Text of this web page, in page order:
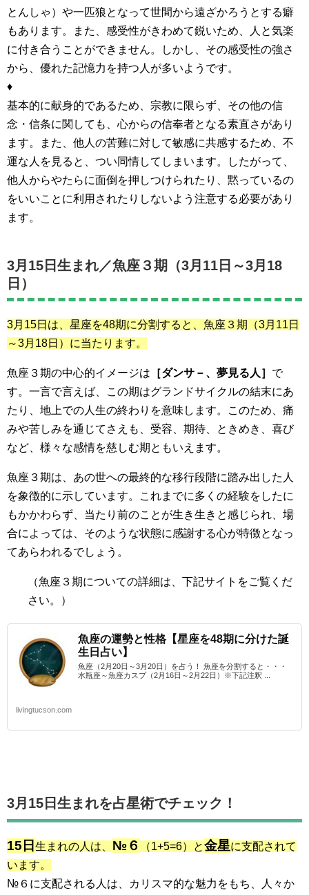
とんしゃ）や一匹狼となって世間から遠ざかろうとする癖
もあります。また、感受性がきわめて鋭いため、人と気楽
に付き合うことができません。しかし、その感受性の強さ
から、優れた記憶力を持つ人が多いようです。
♦
基本的に献身的であるため、宗教に限らず、その他の信
念・信条に関しても、心からの信奉者となる素直さがあり
ます。また、他人の苦難に対して敏感に共感するため、不
運な人を見ると、つい同情してしまいます。したがって、
他人からやたらに面倒を押しつけられたり、黙っているの
をいいことに利用されたりしないよう注意する必要があり
ます。
3月15日生まれ／魚座３期（3月11日～3月18
日）
3月15日は、星座を48期に分割すると、魚座３期
（3月11日
～3月18日） に当たります。
魚座３期の中心的イメージは ［ダンサ－、夢見る人］ で
す。一言で言えば、この期はグランドサイクルの結末にあ
たり、地上での人生の終わりを意味します。このため、痛
みや苦しみを通じてさえも、受容、期待、ときめき、喜び
など、様々な感情を慈しむ期ともいえます。
魚座３期は、あの世への最終的な移行段階に踏み出した人
を象徴的に示しています。これまでに多くの経験をしたに
もかかわらず、当たり前のことが生き生きと感じられ、場
合によっては、そのような状態に感謝する心が特徴となっ
てあらわれるでしょう。
（魚座３期についての詳細は、下記サイトをご覧くだ
さい。）
魚座の運勢と性格【星座を48期に分けた誕
生日占い】
魚座（2月20日～3月20日）を占う！ 魚座を分割すると・・・
水瓶座～魚座カスプ（2月16日～2月22日）※下記注釈 ...
livingtucson.com
3月15日生まれを占星術でチェック！
15日 生まれの人は、 №６ （1+5=6）と金星に支配されて
います。
№６に支配される人は、カリスマ的な魅力をもち、人々か